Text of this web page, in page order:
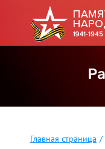
Главная страница /